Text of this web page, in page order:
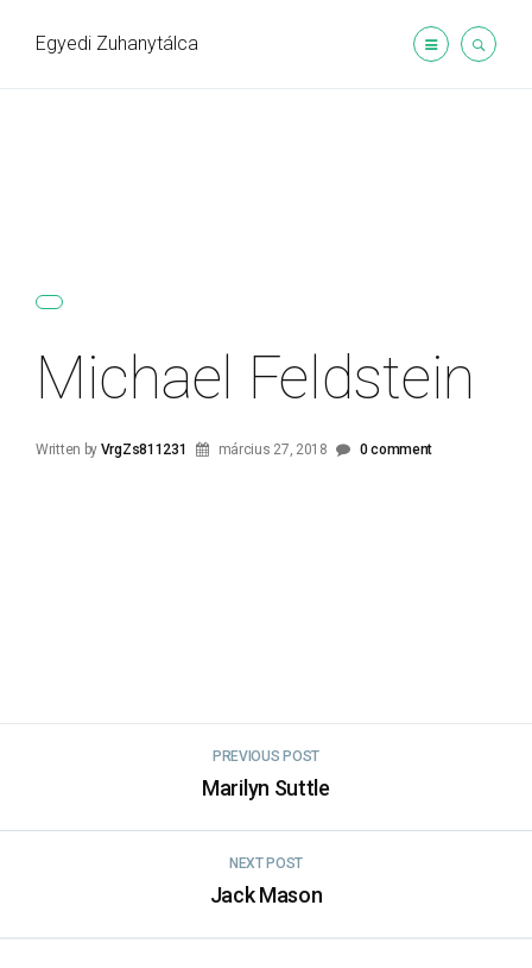
Egyedi Zuhanytálca
Michael Feldstein
Written by VrgZs811231 március 27, 2018 0 comment
PREVIOUS POST
Marilyn Suttle
NEXT POST
Jack Mason